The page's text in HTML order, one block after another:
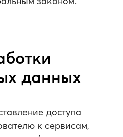
данных
доступа
к сервисам,